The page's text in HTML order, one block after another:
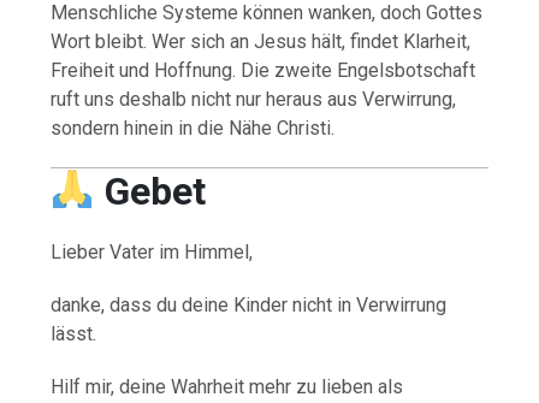
Menschliche Systeme können wanken, doch Gottes
Wort bleibt. Wer sich an Jesus hält, findet Klarheit,
Freiheit und Hoffnung. Die zweite Engelsbotschaft
ruft uns deshalb nicht nur heraus aus Verwirrung,
sondern hinein in die Nähe Christi.
Gebet
Lieber Vater im Himmel,
danke, dass du deine Kinder nicht in Verwirrung
lässt.
Hilf mir, deine Wahrheit mehr zu lieben als